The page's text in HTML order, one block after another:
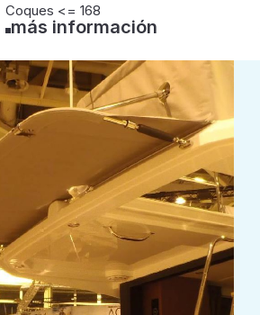
Coques <= 168
más información